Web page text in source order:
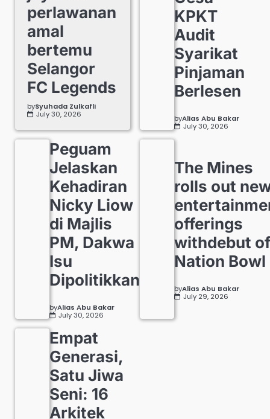
perlawanan
amal
bertemu
Selangor
FC Legends
bySyuhada Zulkafli
July 30, 2026
KPKT
Audit
Syarikat
Pinjaman
Berlesen
byAlias Abu Bakar
July 30, 2026
Peguam
Jelaskan
Kehadiran
Nicky Liow
di Majlis
PM, Dakwa
Isu
Dipolitikkan
byAlias Abu Bakar
July 30, 2026
The Mines
rolls out
offerings
withdebut
Nation Bowl
byAlias Abu Bakar
July 29, 2026
Empat
Generasi,
Satu Jiwa
Seni: 16
Arkitek